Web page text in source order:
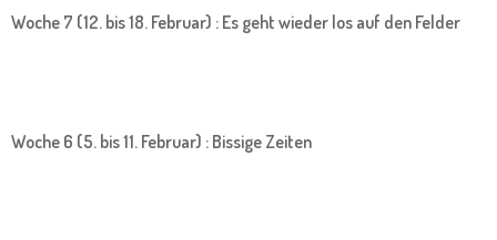
Woche 7 (12. bis 18. Februar) : Es geht wieder los auf den Felder
Woche 6 (5. bis 11. Februar) : Bissige Zeiten